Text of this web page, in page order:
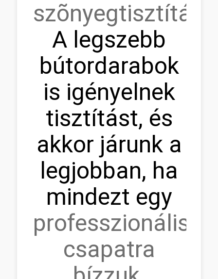
szõnyegtisztítás.
A legszebb
bútordarabok
is igényelnek
tisztítást, és
akkor járunk a
legjobban, ha
mindezt egy
professzionális
csapatra